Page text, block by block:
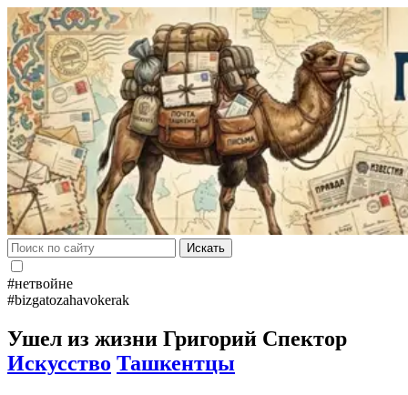
Искать
#нетвойне
#bizgatozahavokerak
Ушел из жизни Григорий Спектор
Искусство Ташкентцы